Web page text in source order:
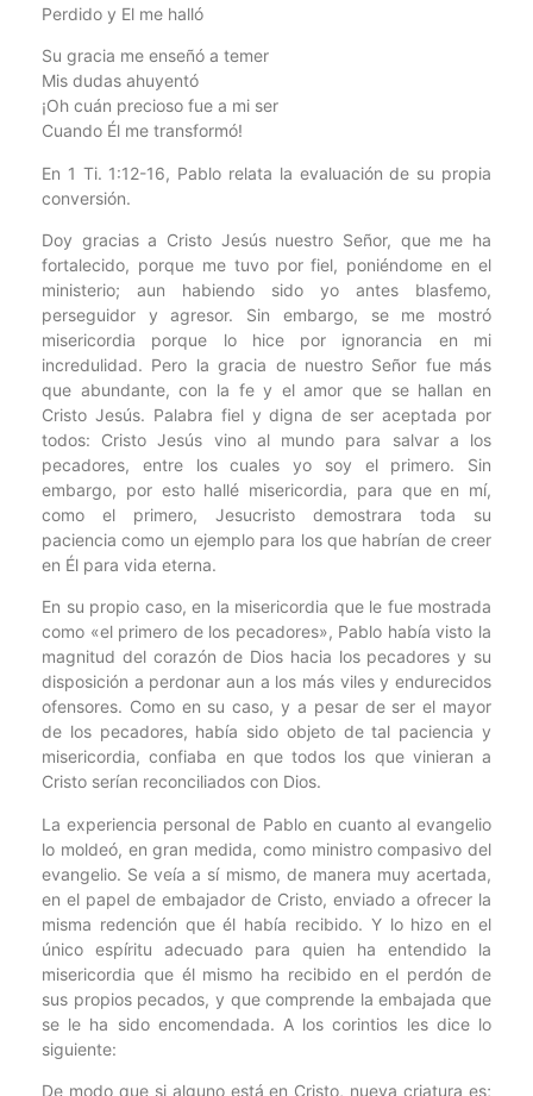
Perdido y El me halló
Su gracia me enseñó a temer
Mis dudas ahuyentó
¡Oh cuán precioso fue a mi ser
Cuando Él me transformó!
En 1 Ti. 1:12-16, Pablo relata la evaluación de su propia
conversión.
Doy gracias a Cristo Jesús nuestro Señor, que me ha
fortalecido, porque me tuvo por fiel, poniéndome en el
ministerio; aun habiendo sido yo antes blasfemo,
perseguidor y agresor. Sin embargo, se me mostró
misericordia porque lo hice por ignorancia en mi
incredulidad. Pero la gracia de nuestro Señor fue más
que abundante, con la fe y el amor que se hallan en
Cristo Jesús. Palabra fiel y digna de ser aceptada por
todos: Cristo Jesús vino al mundo para salvar a los
pecadores, entre los cuales yo soy el primero. Sin
embargo, por esto hallé misericordia, para que en mí,
como el primero, Jesucristo demostrara toda su
paciencia como un ejemplo para los que habrían de creer
en Él para vida eterna.
En su propio caso, en la misericordia que le fue mostrada
como «el primero de los pecadores», Pablo había visto la
magnitud del corazón de Dios hacia los pecadores y su
disposición a perdonar aun a los más viles y endurecidos
ofensores. Como en su caso, y a pesar de ser el mayor
de los pecadores, había sido objeto de tal paciencia y
misericordia, confiaba en que todos los que vinieran a
Cristo serían reconciliados con Dios.
La experiencia personal de Pablo en cuanto al evangelio
lo moldeó, en gran medida, como ministro compasivo del
evangelio. Se veía a sí mismo, de manera muy acertada,
en el papel de embajador de Cristo, enviado a ofrecer la
misma redención que él había recibido. Y lo hizo en el
único espíritu adecuado para quien ha entendido la
misericordia que él mismo ha recibido en el perdón de
sus propios pecados, y que comprende la embajada que
se le ha sido encomendada. A los corintios les dice lo
siguiente:
De modo que si alguno está en Cristo, nueva criatura es;